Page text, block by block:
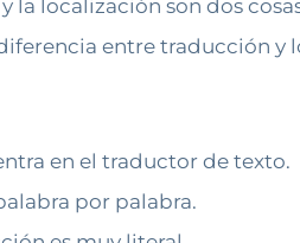
la localización son dos
entre traducción y
en el traductor de texto.
por palabra.